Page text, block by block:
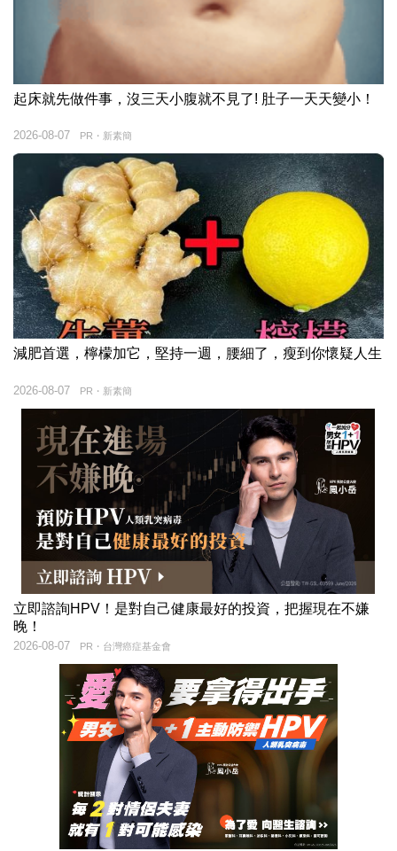
起床就先做件事，沒三天小腹就不見了! 肚子一天天變小！
PR・新素簡
2026-08-07
減肥首選，檸檬加它，堅持一週，腰細了，瘦到你懷疑人生
PR・新素簡
2026-08-07
立即諮詢HPV！是對自己健康最好的投資，把握現在不嫌
晚！
PR・台灣癌症基金會
2026-08-07